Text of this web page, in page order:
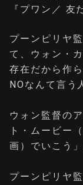
『プワン／ 友
プーンピリヤ
て、ウォン・
存在だから作
NOなんて言う
ウォン監督の
ト・ムービー
画）でいこう」
プーンピリヤ